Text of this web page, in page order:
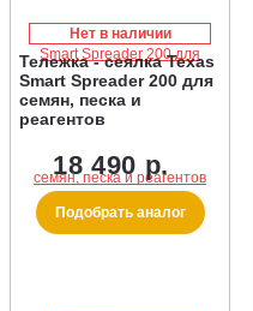
Нет в наличии
Тележка - сеялка Texas
Smart Spreader 200 для
семян, песка и
реагентов
18 490 р.
Подобрать аналог